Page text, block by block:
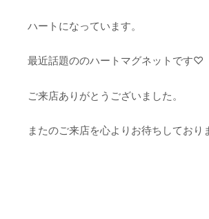
ハートになっています。
最近話題ののハートマグネットです♡
ご来店ありがとうございました。
またのご来店を心よりお待ちしており